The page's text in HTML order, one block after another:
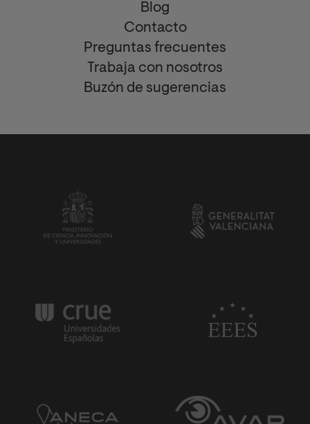
Blog
Contacto
Preguntas frecuentes
Trabaja con nosotros
Buzón de sugerencias